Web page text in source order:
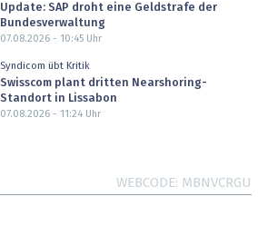
Update: SAP droht eine Geldstrafe der
Bundesverwaltung
07.08.2026 - 10:45Uhr
Syndicom übt Kritik
Swisscom plant dritten Nearshoring-
Standort in Lissabon
07.08.2026 - 11:24Uhr
WEBCODE MBNVCRGU